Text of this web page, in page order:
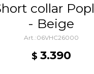
collar
- Beige
06VHC26000
$ 3.390